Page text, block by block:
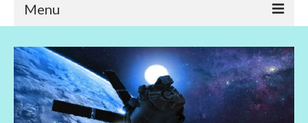
Menu
HOME
CHI SIAMO
SOCIAL